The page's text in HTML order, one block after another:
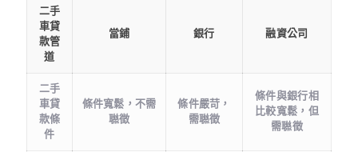
二手
車貸
款管
道
當鋪 銀行 融資公司
二手
車貸
款條
件
條件寬鬆，不需
聮徵
條件嚴苛，
需聮徵
條件與銀行相
比較寬鬆，但
需聮徵